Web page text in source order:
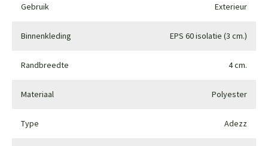
Gebruik Exterieur
Binnenkleding EPS 60 isolatie (3 cm.)
Randbreedte 4 cm.
Materiaal Polyester
Type Adezz